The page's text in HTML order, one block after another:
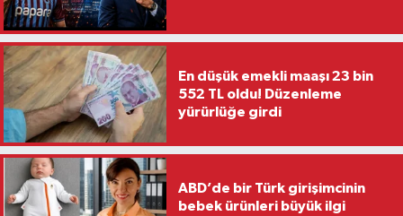
En düşük emekli maaşı 23 bin
552 TL oldu! Düzenleme
yürürlüğe girdi
ABD’de bir Türk girişimcinin
bebek ürünleri büyük ilgi